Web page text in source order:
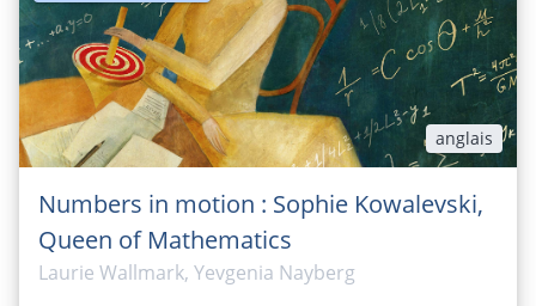
anglais
Numbers in motion : Sophie Kowalevski,
Queen of Mathematics
Laurie Wallmark, Yevgenia Nayberg